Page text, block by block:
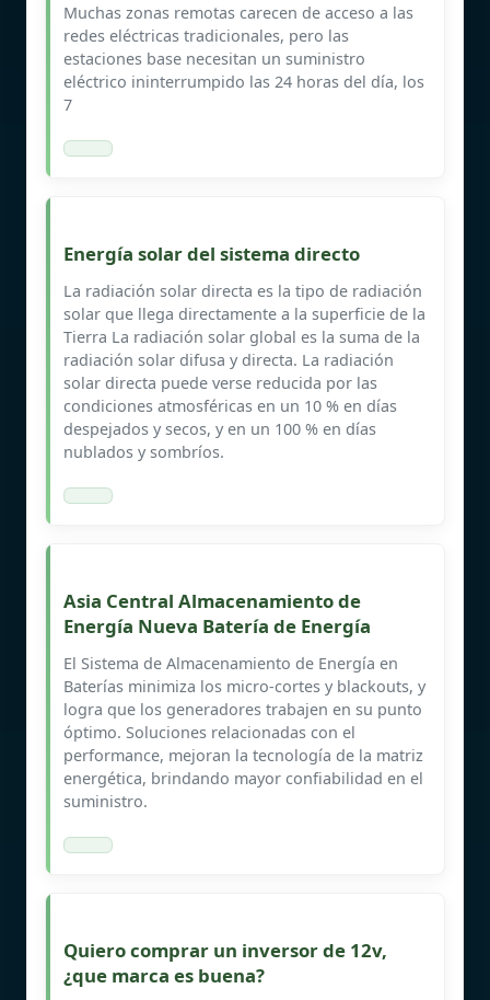
Muchas zonas remotas carecen de acceso a las
redes eléctricas tradicionales, pero las
estaciones base necesitan un suministro
eléctrico ininterrumpido las 24 horas del día, los
7
Energía solar del sistema directo
La radiación solar directa es la tipo de radiación
solar que llega directamente a la superficie de la
Tierra La radiación solar global es la suma de la
radiación solar difusa y directa. La radiación
solar directa puede verse reducida por las
condiciones atmosféricas en un 10 % en días
despejados y secos, y en un 100 % en días
nublados y sombríos.
Asia Central Almacenamiento de
Energía Nueva Batería de Energía
El Sistema de Almacenamiento de Energía en
Baterías minimiza los micro-cortes y blackouts, y
logra que los generadores trabajen en su punto
óptimo. Soluciones relacionadas con el
performance, mejoran la tecnología de la matriz
energética, brindando mayor confiabilidad en el
suministro.
Quiero comprar un inversor de 12v,
¿que marca es buena?